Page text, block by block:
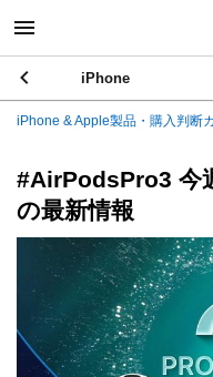
iPhone
iPhone & Apple製品・購入判断
#AirPodsPro3 今
の最新情報